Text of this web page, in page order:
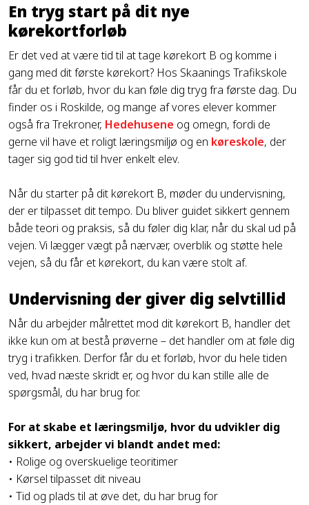
En tryg start på dit nye
kørekortforløb
Er det ved at være tid til at tage kørekort B og komme i
gang med dit første kørekort? Hos Skaanings Trafikskole
får du et forløb, hvor du kan føle dig tryg fra første dag. Du
finder os i Roskilde, og mange af vores elever kommer
også fra Trekroner, Hedehusene og omegn, fordi de
gerne vil have et roligt læringsmiljø og en køreskole, der
tager sig god tid til hver enkelt elev.
Når du starter på dit kørekort B, møder du undervisning,
der er tilpasset dit tempo. Du bliver guidet sikkert gennem
både teori og praksis, så du føler dig klar, når du skal ud på
vejen. Vi lægger vægt på nærvær, overblik og støtte hele
vejen, så du får et kørekort, du kan være stolt af.
Undervisning der giver dig selvtillid
Når du arbejder målrettet mod dit kørekort B, handler det
ikke kun om at bestå prøverne – det handler om at føle dig
tryg i trafikken. Derfor får du et forløb, hvor du hele tiden
ved, hvad næste skridt er, og hvor du kan stille alle de
spørgsmål, du har brug for.
For at skabe et læringsmiljø, hvor du udvikler dig
sikkert, arbejder vi blandt andet med:
• Rolige og overskuelige teoritimer
• Kørsel tilpasset dit niveau
• Tid og plads til at øve det, du har brug for